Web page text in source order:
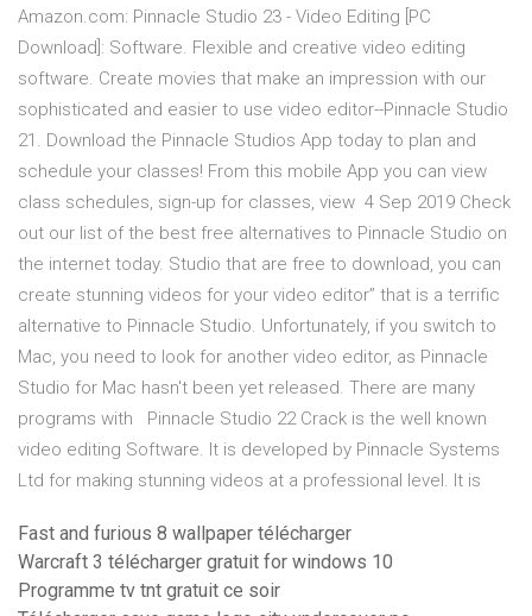
Amazon.com: Pinnacle Studio 23 - Video Editing [PC
Download]: Software. Flexible and creative video editing
software. Create movies that make an impression with our
sophisticated and easier to use video editor--Pinnacle Studio
21. Download the Pinnacle Studios App today to plan and
schedule your classes! From this mobile App you can view
class schedules, sign-up for classes, view 4 Sep 2019 Check
out our list of the best free alternatives to Pinnacle Studio on
the internet today. Studio that are free to download, you can
create stunning videos for your video editor” that is a terrific
alternative to Pinnacle Studio. Unfortunately, if you switch to
Mac, you need to look for another video editor, as Pinnacle
Studio for Mac hasn't been yet released. There are many
programs with Pinnacle Studio 22 Crack is the well known
video editing Software. It is developed by Pinnacle Systems
Ltd for making stunning videos at a professional level. It is
Fast and furious 8 wallpaper télécharger
Warcraft 3 télécharger gratuit for windows 10
Programme tv tnt gratuit ce soir